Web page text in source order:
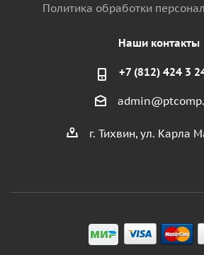
Политика обработки
Наши контакты
+7 (812) 424 3
г. Тихвин, ул. Карла